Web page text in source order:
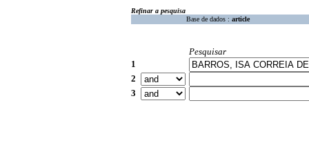
Refinar a pesquisa
Base de dados : article
Pesquisar
1
2
3